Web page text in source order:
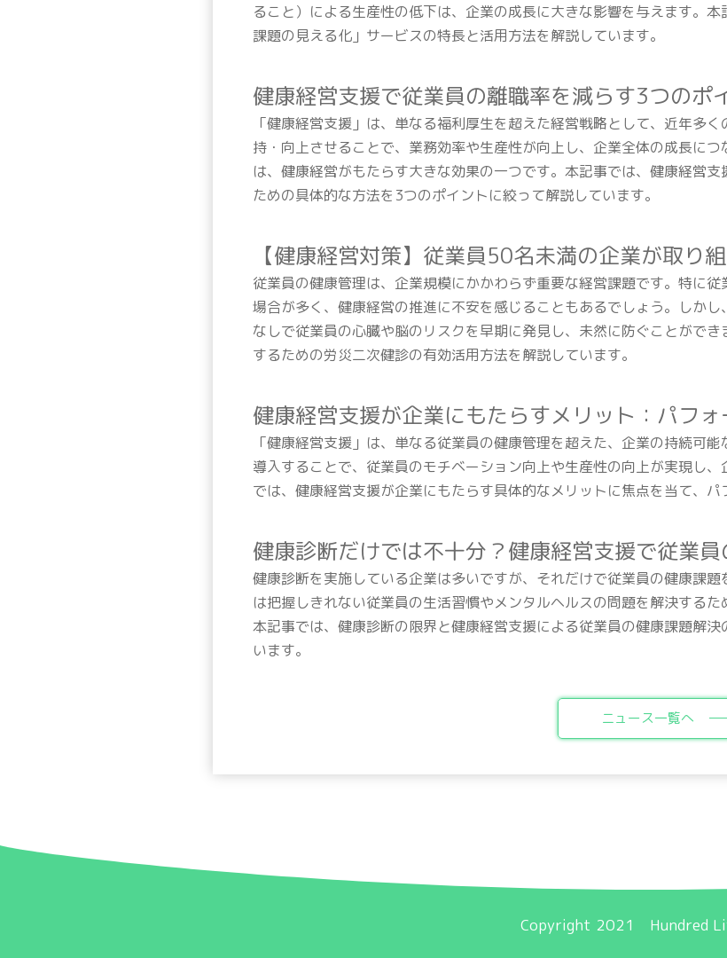
ること）による生産性の低下は、企業の成長に大きな影響を与えます。
課題の見える化」サービスの特長と活用方法を解説しています。
健康経営支援で従業員の離職率を減らす3つのポ
「健康経営支援」は、単なる福利厚生を超えた経営戦略として、近年多
持・向上させることで、業務効率や生産性が向上し、企業全体の成長に
は、健康経営がもたらす大きな効果の一つです。本記事では、健康経営
ための具体的な方法を3つのポイントに絞って解説しています。
【健康経営対策】従業員50名未満の企業が取り
従業員の健康管理は、企業規模にかかわらず重要な経営課題です。特に
場合が多く、健康経営の推進に不安を感じることもあるでしょう。しか
なしで従業員の心臓や脳のリスクを早期に発見し、未然に防ぐことがで
するための労災二次健診の有効活用方法を解説しています。
健康経営支援が企業にもたらすメリット：パフ
「健康経営支援」は、単なる従業員の健康管理を超えた、企業の持続可
導入することで、従業員のモチベーション向上や生産性の向上が実現し
では、健康経営支援が企業にもたらす具体的なメリットに焦点を当て、パ
健康診断だけでは不十分？健康経営支援で従業員
健康診断を実施している企業は多いですが、それだけで従業員の健康課
は把握しきれない従業員の生活習慣やメンタルヘルスの問題を解決するた
本記事では、健康診断の限界と健康経営支援による従業員の健康課題解
います。
ニュース一覧へ
Copyright 2021 Hundred